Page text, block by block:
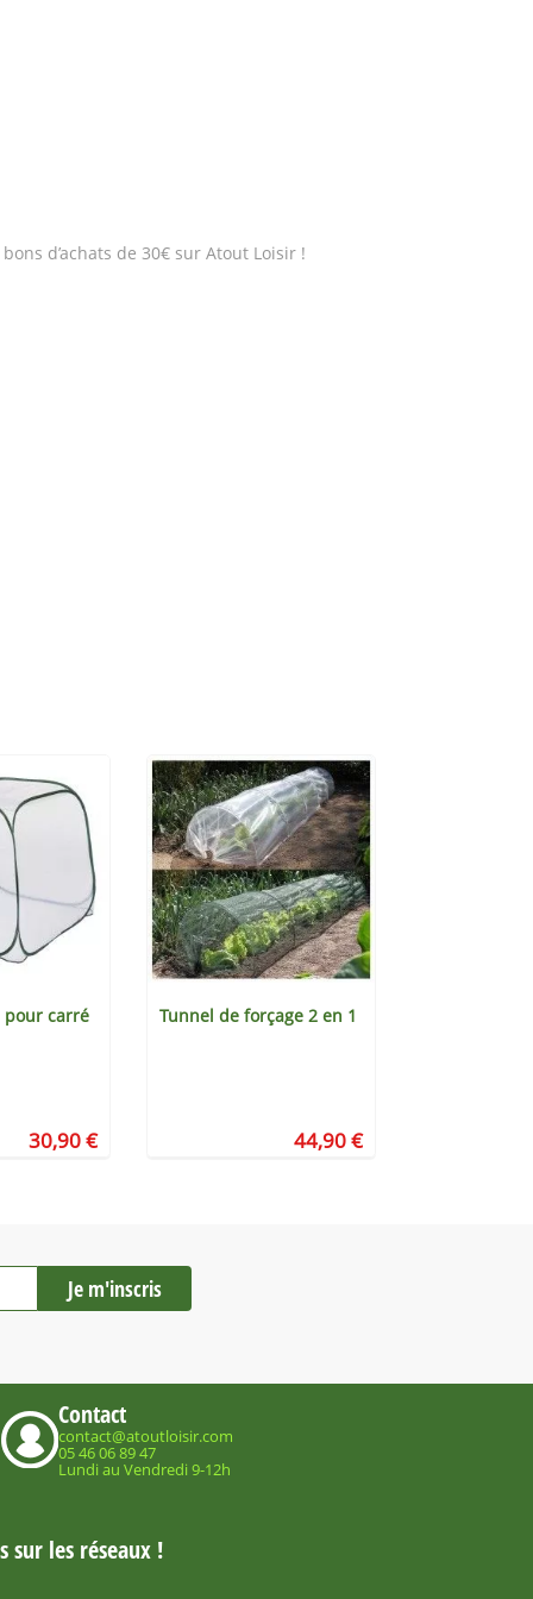
d’achats de 30€ sur Atout Loisir !
pour carré
30,90 €
Tunnel de forçage 2 en 1
44,90 €
Contact
contact@atoutloisir.com
05 46 06 89 47
Lundi au Vendredi 9-12h
sur les réseaux !